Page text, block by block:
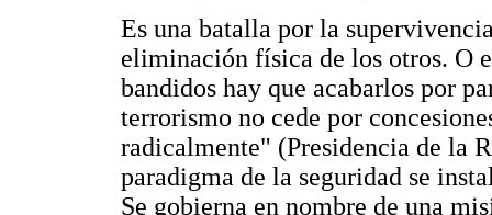
Es una batalla por la
eliminación física de los otros. O
bandidos hay que acabarlos por
terrorismo no cede por
radicalmente" (Presidencia de la
paradigma de la seguridad se
Se gobierna en nombre de una